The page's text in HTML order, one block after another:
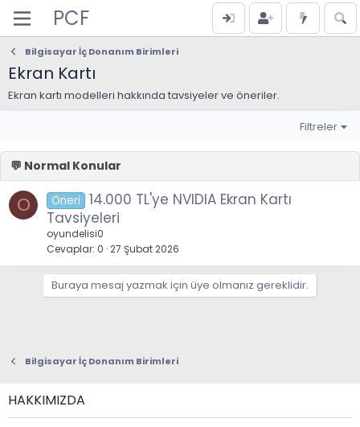
PCF
Bilgisayar İç Donanım Birimleri
Ekran Kartı
Ekran kartı modelleri hakkında tavsiyeler ve öneriler.
Filtreler
O Öneri
14.000 TL'ye NVIDIA Ekran Kartı
Tavsiyeleri
oyundelisi0
Cevaplar 0 27 Şubat 2026
Buraya mesaj yazmak için üye olmanız gereklidir.
Bilgisayar İç Donanım Birimleri
HAKKIMIZDA